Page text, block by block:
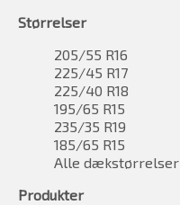
Størrelser
205/55 R16
225/45 R17
225/40 R18
195/65 R15
235/35 R19
185/65 R15
Alle dækstørrelser
Produkter